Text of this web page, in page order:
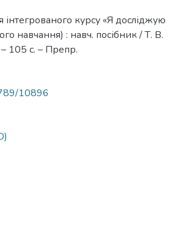
курсу «Я досліджую
навчання) : навч. посібник / Т. В.
105 с. – Препр.
10896